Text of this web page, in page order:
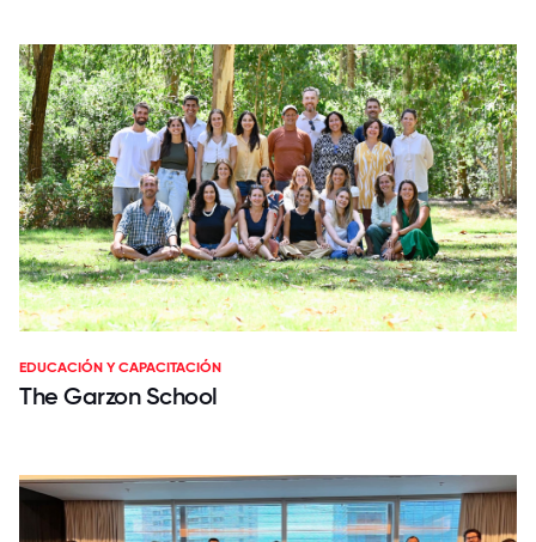
EDUCACIÓN Y CAPACITACIÓN
The Garzon School